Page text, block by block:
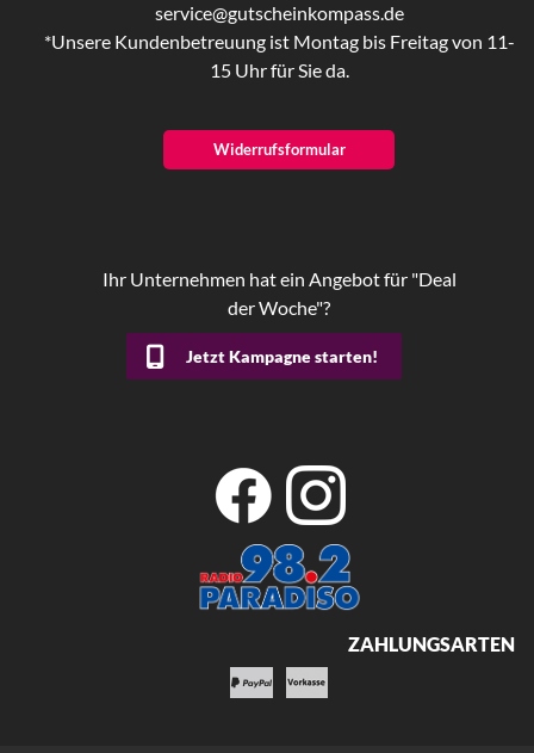
service@gutscheinkompass.de
*Unsere Kundenbetreuung ist Montag bis Freitag von 11-
15 Uhr für Sie da.
Widerrufsformular
Ihr Unternehmen hat ein Angebot für "Deal
der Woche"?
Jetzt Kampagne starten!
ZAHLUNGSARTEN